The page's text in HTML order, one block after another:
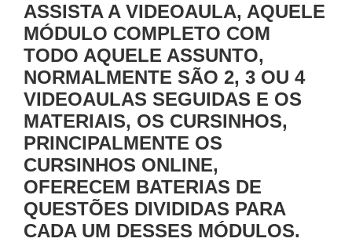
ASSISTA A VIDEOAULA, AQUELE
MÓDULO COMPLETO COM
TODO AQUELE ASSUNTO,
NORMALMENTE SÃO 2, 3 OU 4
VIDEOAULAS SEGUIDAS E OS
MATERIAIS, OS CURSINHOS,
PRINCIPALMENTE OS
CURSINHOS ONLINE,
OFERECEM BATERIAS DE
QUESTÕES DIVIDIDAS PARA
CADA UM DESSES MÓDULOS.